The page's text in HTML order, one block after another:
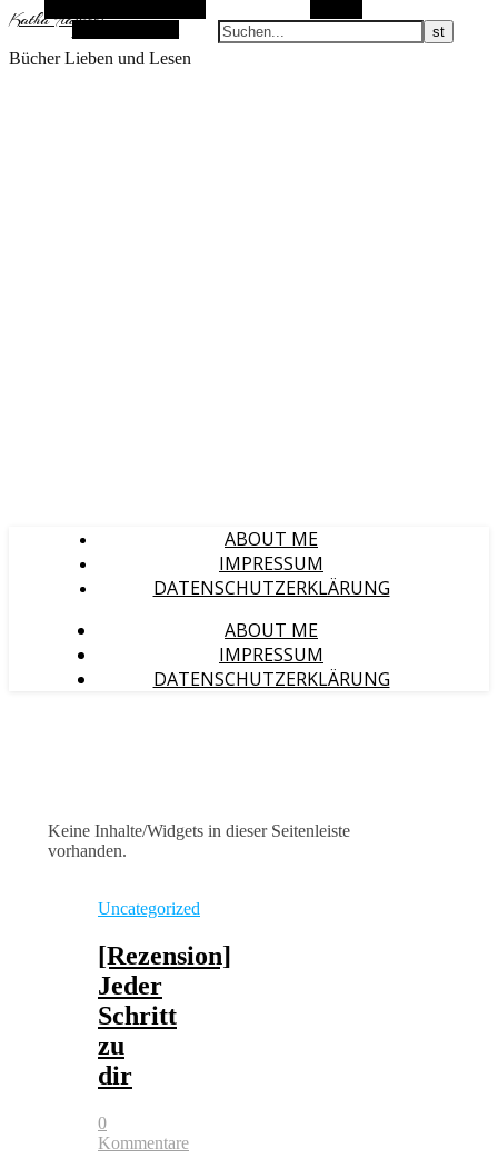
KathaFlauschi
Bücher Lieben und Lesen
Zufallsauswahl
ABOUT ME
IMPRESSUM
DATENSCHUTZERKLÄRUNG
ABOUT ME
IMPRESSUM
DATENSCHUTZERKLÄRUNG
Keine Inhalte/Widgets in dieser Seitenleiste
vorhanden.
Uncategorized
[Rezension]
Jeder
Schritt
zu
dir
0
Kommentare